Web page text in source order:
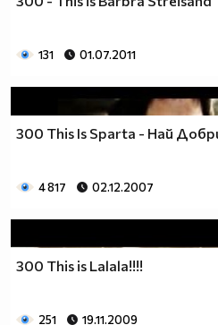
131 01.07.2011
300 This Is Sparta - Най
4 817 02.12.2007
300 This is Lalala!!!!
251 19.11.2009